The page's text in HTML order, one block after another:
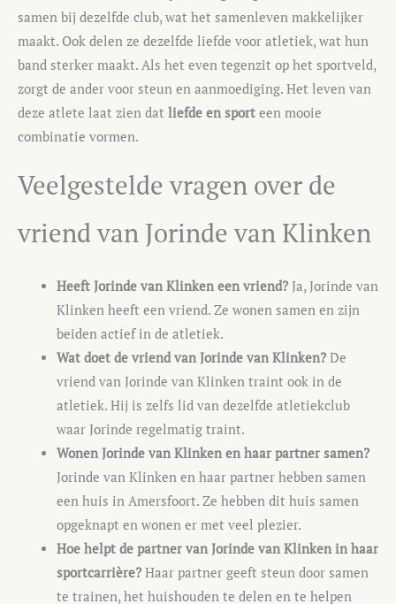
samen bij dezelfde club, wat het samenleven makkelijker
maakt. Ook delen ze dezelfde liefde voor atletiek, wat hun
band sterker maakt. Als het even tegenzit op het sportveld,
zorgt de ander voor steun en aanmoediging. Het leven van
deze atlete laat zien dat liefde en sport een mooie
combinatie vormen.
Veelgestelde vragen over de
vriend van Jorinde van Klinken
Heeft Jorinde van Klinken een vriend?Ja, Jorinde van
Klinken heeft een vriend. Ze wonen samen en zijn
beiden actief in de atletiek.
Wat doet de vriend van Jorinde van Klinken?De
vriend van Jorinde van Klinken traint ook in de
atletiek. Hij is zelfs lid van dezelfde atletiekclub
waar Jorinde regelmatig traint.
Wonen Jorinde van Klinken en haar partner samen?
Jorinde van Klinken en haar partner hebben samen
een huis in Amersfoort. Ze hebben dit huis samen
opgeknapt en wonen er met veel plezier.
Hoe helpt de partner van Jorinde van Klinken in haar
sportcarrière?Haar partner geeft steun door samen
te trainen, het huishouden te delen en te helpen